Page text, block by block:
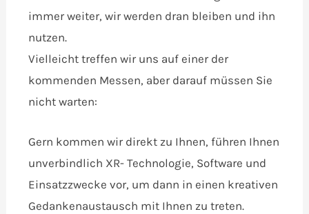
immer weiter, wir werden dran bleiben und ihn
nutzen.
Vielleicht treffen wir uns auf einer der
kommenden Messen, aber darauf müssen Sie
nicht warten:
Gern kommen wir direkt zu Ihnen, führen Ihnen
unverbindlich XR- Technologie, Software und
Einsatzzwecke vor, um dann in einen kreativen
Gedankenaustausch mit Ihnen zu treten.